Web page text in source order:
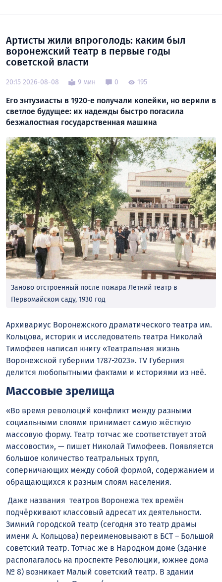
Артисты жили впроголодь: каким был
воронежский театр в первые годы
советской власти
20:15 2026-08-08 9 мин 0 195
Его энтузиасты в 1920-е получали копейки, но верили в
светлое будущее: их надежды быстро погасила
безжалостная государственная машина
Заново отстроенный после пожара Летний театр в
Первомайском саду, 1930 год
Архивариус Воронежского драматического театра им.
Кольцова, историк и исследователь театра Николай
Тимофеев написал книгу «Театральная жизнь
Воронежской губернии 1787-2023». TV Губерния
делится любопытными фактами и историями из неё.
Массовые зрелища
«Во время революций конфликт между разными
социальными слоями принимает самую жёсткую
массовую форму. Театр тотчас же соответствует этой
массовости», — пишет Николай Тимофеев. Появляется
большое количество театральных трупп,
соперничающих между собой формой, содержанием и
обращающихся к разным слоям населения.
Даже названия театров Воронежа тех времён
подчёркивают классовый адресат их деятельности.
Зимний городской театр (сегодня это театр драмы
имени А. Кольцова) переименовывают в БСТ – Большой
советский театр. Тотчас же в Народном доме (здание
располагалось на проспекте Революции, южнее дома
№ 8) возникает Малый советский театр. В здании